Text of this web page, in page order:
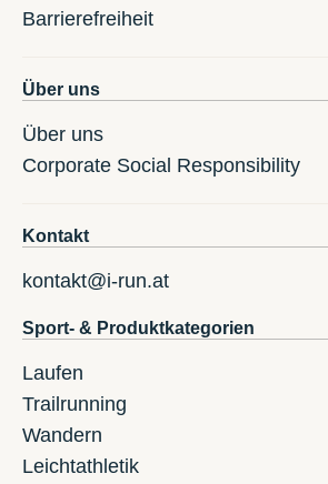
Barrierefreiheit
Über uns
Über uns
Corporate Social Responsibility
Kontakt
kontakt@i-run.at
Sport- & Produktkategorien
Laufen
Trailrunning
Wandern
Leichtathletik